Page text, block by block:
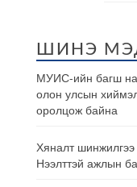
ШИНЭ
МУИС-ийн багш
олон улсын
оролцож байна
Хяналт шинжилгээ
Нээлттэй ажлын